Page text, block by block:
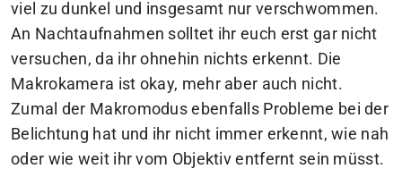
viel zu dunkel und insgesamt nur verschwommen.
An Nachtaufnahmen solltet ihr euch erst gar nicht
versuchen, da ihr ohnehin nichts erkennt. Die
Makrokamera ist okay, mehr aber auch nicht.
Zumal der Makromodus ebenfalls Probleme bei der
Belichtung hat und ihr nicht immer erkennt, wie nah
oder wie weit ihr vom Objektiv entfernt sein müsst.